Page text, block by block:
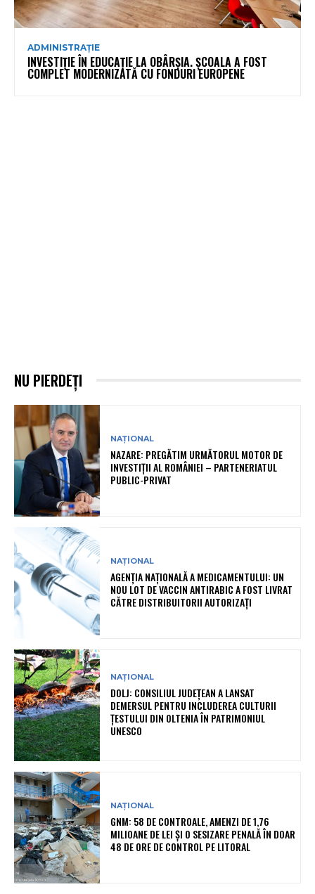
ADMINISTRAȚIE
INVESTIȚIE ÎN EDUCAȚIE LA OBÂRȘIA. ȘCOALA A FOST
COMPLET MODERNIZATĂ CU FONDURI EUROPENE
NU PIERDEȚI
NAȚIONAL
NAZARE: PREGĂTIM URMĂTORUL MOTOR DE
INVESTIȚII AL ROMÂNIEI – PARTENERIATUL
PUBLIC-PRIVAT
NAȚIONAL
AGENȚIA NAȚIONALĂ A MEDICAMENTULUI: UN
NOU LOT DE VACCIN ANTIRABIC A FOST LIVRAT
CĂTRE DISTRIBUITORII AUTORIZAȚI
NAȚIONAL
DOLJ: CONSILIUL JUDEȚEAN A LANSAT
DEMERSUL PENTRU INCLUDEREA CULTURII
ȚESTULUI DIN OLTENIA ÎN PATRIMONIUL
UNESCO
NAȚIONAL
GNM: 58 DE CONTROALE, AMENZI DE 1,76
MILIOANE DE LEI ȘI O SESIZARE PENALĂ ÎN DOAR
48 DE ORE DE CONTROL PE LITORAL